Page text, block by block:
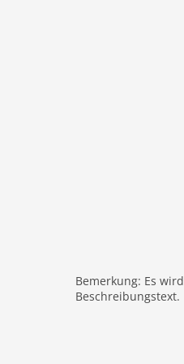
Außenbereich
Bemerkung: Es
Beschreibungstext.